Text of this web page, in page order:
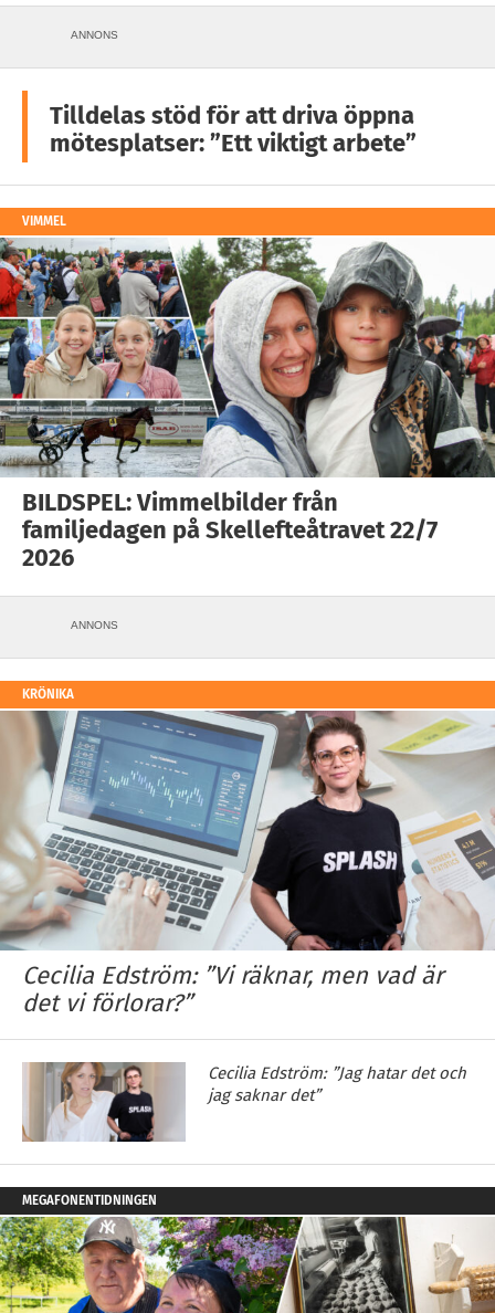
ANNONS
Tilldelas stöd för att driva öppna
mötesplatser: ”Ett viktigt arbete”
VIMMEL
BILDSPEL: Vimmelbilder från
familjedagen på Skellefteåtravet 22/7
2026
ANNONS
KRÖNIKA
Cecilia Edström: ”Vi räknar, men vad är
det vi förlorar?”
Cecilia Edström: ”Jag hatar det och
jag saknar det”
MEGAFONENTIDNINGEN